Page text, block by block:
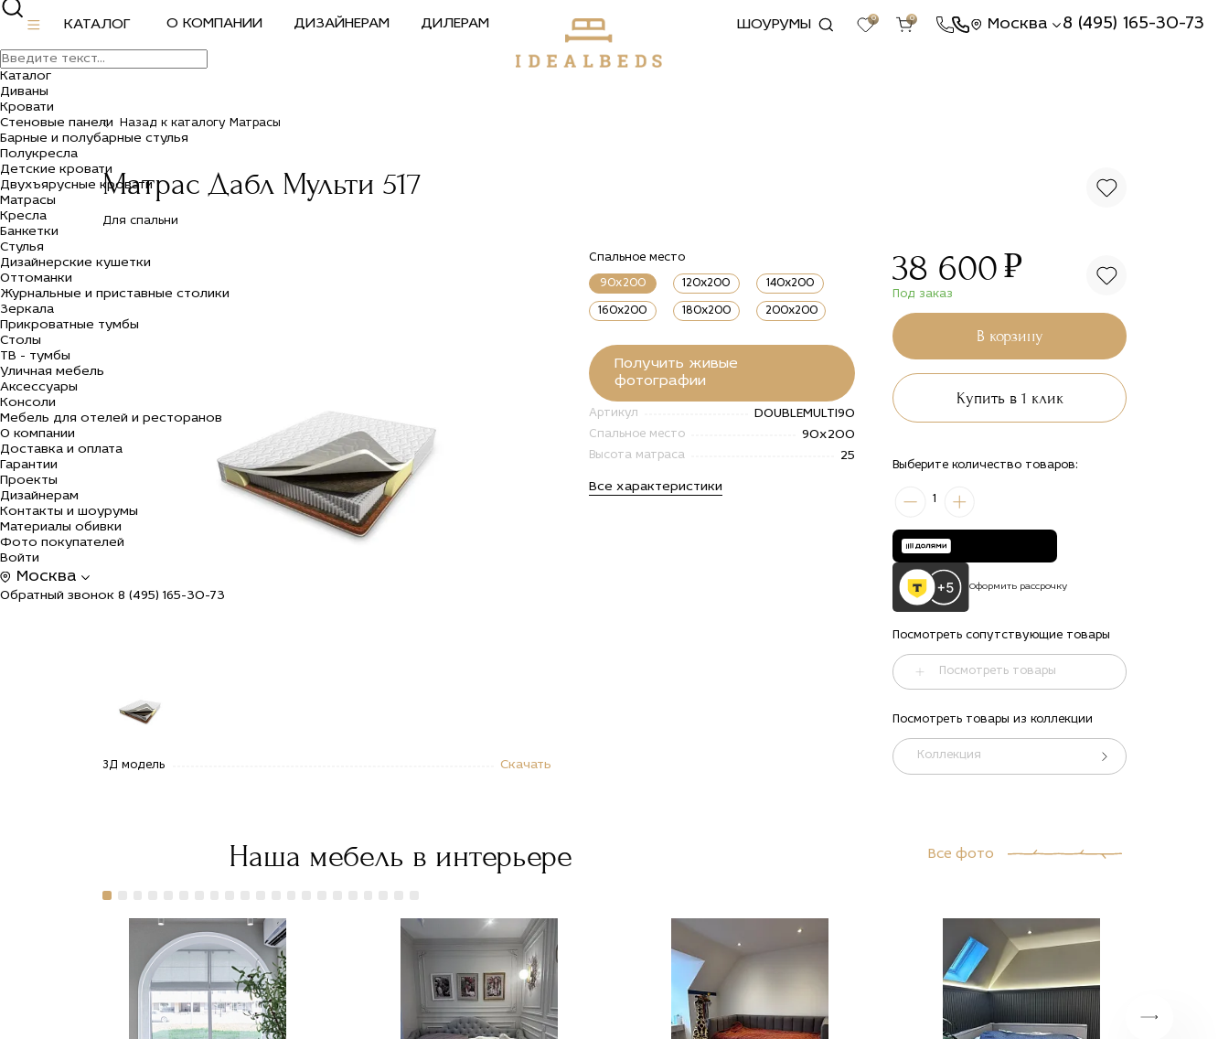
КАТАЛОГ О КОМПАНИИ ДИЗАЙНЕРАМ ДИЛЕРАМ ШОУРУМЫ 0 0 Москва 8 (495) 165-30-73
Каталог
Диваны
Кровати
Стеновые панели
Барные и полубарные стулья
Полукресла
Детские кровати
Двухъярусные кровати
Матрасы
Кресла
Банкетки
Стулья
Дизайнерские кушетки
Оттоманки
Журнальные и приставные столики
Зеркала
Прикроватные тумбы
Столы
ТВ - тумбы
Уличная мебель
Аксессуары
Консоли
Мебель для отелей и ресторанов
О компании
Доставка и оплата
Гарантии
Проекты
Дизайнерам
Контакты и шоурумы
Материалы обивки
Фото покупателей
Войти
Москва
Обратный звонок 8 (495) 165-30-73
Назад к каталогу Матрасы
Матрас Дабл Мульти 517
Для спальни
Матрас
Дабл
доставкой
в Москве">
3Д модель Скачать
Спальное место
90х200 120x200 140x200
160x200 180x200 200x200
Получить живые
фотографии
Артикул DOUBLEMULTI90
Спальное место 90х200
Высота матраса 25
Все характеристики
38 600₽
Под заказ
В корзину
Купить в 1 клик
Выберите количество товаров:
1
Оформить рассрочку
Посмотреть сопутствующие товары
Посмотреть товары
Посмотреть товары из коллекции
Коллекция
Наша мебель в интерьере Все фото